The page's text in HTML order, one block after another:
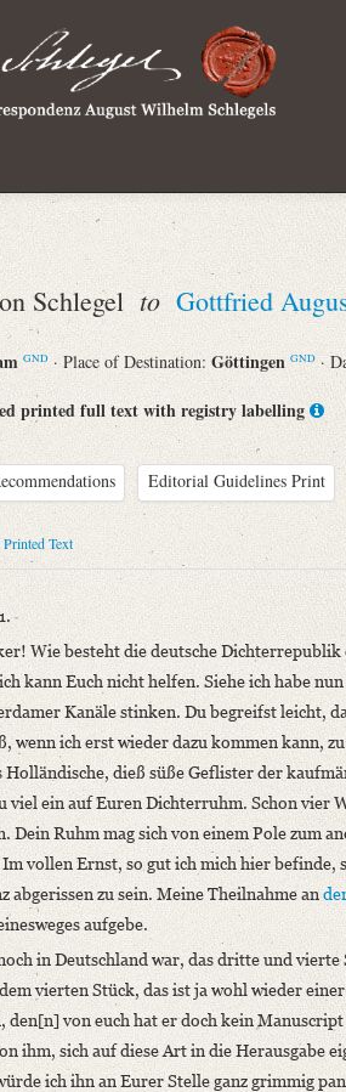
Schlegel to Gottfried
GND · Place of Destination: Göttingen GND ·
printed full text with registry labelling
Editorial Guidelines Print
Header
von Schlegel
Bürger
erschlossen.
Landesbibliothek - Staats- und
Adolf: Briefe von und an Gottfried August
Quellen. Bd. 4. Berlin 1874, S.
11. Jun. 91.
Volker! Wie besteht die deutsche
Text
Wie besteht die deutsche Dichterrepublik
kann Euch nicht helfen. Siehe ich habe
Kanäle stinken. Du begreifst leicht,
wenn ich erst wieder dazu kommen kann,
Holländische, dieß süße Geflister der
viel ein auf Euren Dichterruhm. Schon vier
Dein Ruhm mag sich von einem Pole zum
vollen Ernst, so gut ich mich hier befinde,
abgerissen zu sein. Meine Theilnahme an
aufgebe.
in Deutschland war, das dritte und
vierten Stück, das ist ja wohl wieder
den[n] von euch hat er doch kein
ihm, sich auf diese Art in die Herausgabe
ich ihn an Eurer Stelle ganz grimmig